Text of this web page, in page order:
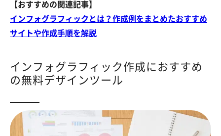
【おすすめの関連記事】
インフォグラフィックとは？作成例をまとめたおすすめ
サイトや作成手順を解説
インフォグラフィック作成におすすめ
の無料デザインツール